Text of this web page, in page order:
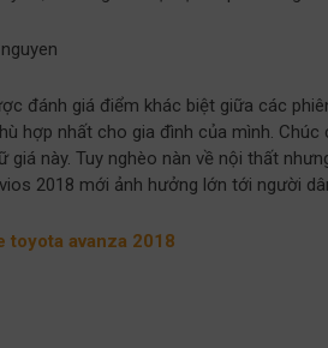
đánh giá điểm khác biệt giữa các
hợp nhất cho gia đình của mình.
giá này. Tuy nghèo nàn về nội thất
2018 mới ảnh hưởng lớn tới người
toyota avanza 2018